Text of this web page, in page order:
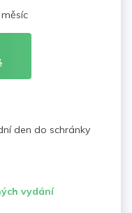
den do schránky
vydání